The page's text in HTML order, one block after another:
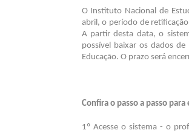
O Instituto Nacional de
abril, o período de
A partir desta data, o
possível baixar os dados
Educação. O prazo será
Confira o passo a passo
1º Acesse o sistema - o